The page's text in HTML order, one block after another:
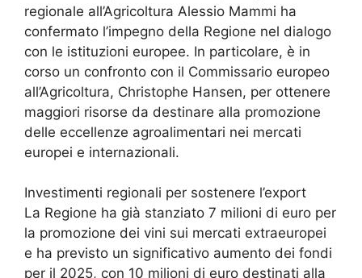
regionale all’Agricoltura Alessio Mammi ha
confermato l’impegno della Regione nel dialogo
con le istituzioni europee. In particolare, è in
corso un confronto con il Commissario europeo
all’Agricoltura, Christophe Hansen, per ottenere
maggiori risorse da destinare alla promozione
delle eccellenze agroalimentari nei mercati
europei e internazionali.
Investimenti regionali per sostenere l’export
La Regione ha già stanziato 7 milioni di euro per
la promozione dei vini sui mercati extraeuropei
e ha previsto un significativo aumento dei fondi
per il 2025, con 10 milioni di euro destinati alla